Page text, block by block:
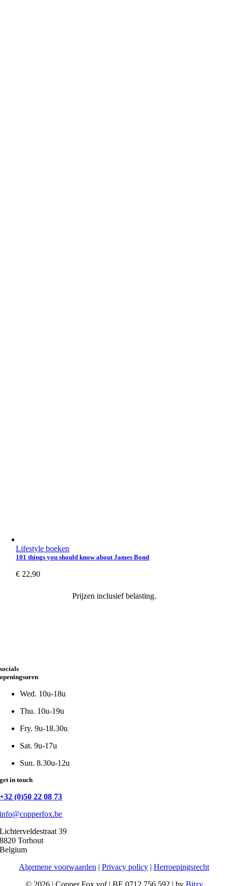
Lifestyle boeken
101 things you should know about James Bond
€ 22,90
Prijzen inclusief belasting.
socials
openingsuren
Wed. 10u-18u
Thu. 10u-19u
Fry. 9u-18.30u
Sat. 9u-17u
Sun. 8.30u-12u
get in touch
+32 (0)50 22 08 73
info@copperfox.be
Lichterveldestraat 39
8820 Torhout
Belgium
Algemene voorwaarden | Privacy policy | Herroepingsrecht
© 2026 | Copper Fox vof | BE 0712 756 592 | by Bitzy